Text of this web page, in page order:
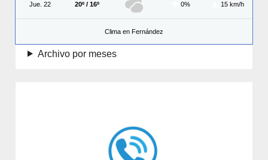
Jue. 22 20º / 16º 0% 15 km/h
Clima en Fernández
Archivo por meses